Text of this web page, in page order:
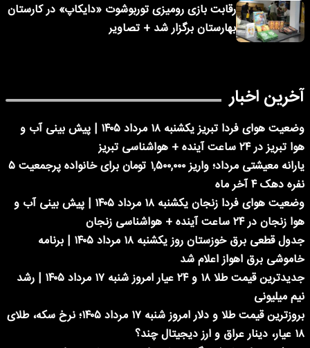
رقابت بازی رومیزی توربوشوت «دایکاپ» در کارستان
بهارستان برگزار شد + تصاویر
آخرین اخبار
وضعیت هوای فردا تبریز یکشنبه ۱۸ مرداد ۱۴۰۵ | پیش بینی آب و
هوا تبریز در ۲۴ ساعت آینده + هواشناسی تبریز
یارانه معیشتی مرداد؛ واریز ۱,۵۰۰,۰۰۰ تومان برای خانواده پرجمعیت ۵
نفره دهک ۴ آخر ماه
وضعیت هوای فردا زنجان یکشنبه ۱۸ مرداد ۱۴۰۵ | پیش بینی آب و
هوا زنجان در ۲۴ ساعت آینده + هواشناسی زنجان
جدول قطعی برق خوزستان روز یکشنبه ۱۸ مرداد ۱۴۰۵ | برنامه
خاموشی برق اهواز اعلام شد
جدیدترین قیمت طلا ۱۸ و ۲۴ عیار امروز شنبه ۱۷ مرداد ۱۴۰۵ | رشد
نیم میلیونی
بروزترین قیمت طلا و دلار امروز شنبه ۱۷ مرداد ۱۴۰۵؛ نرخ سکه، طلای
۱۸ عیار، دینار عراق و ارز دیجیتال چند؟